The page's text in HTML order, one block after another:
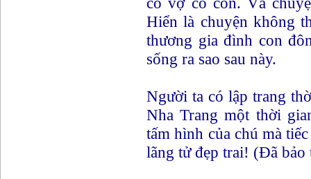
Hiển là chuyện không
thương gia đình con
sống ra sao sau này.
Người ta có lập trang
Nha Trang một thời
tấm hình của chú mà
lãng tử đẹp trai! (Đã bảo